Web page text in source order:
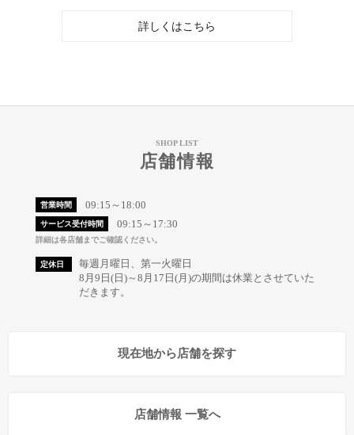
詳しくはこちら
SHOP LIST
店舗情報
営業時間 09:15～18:00
サービス受付時間 09:15～17:30
詳細は各店舗までご確認ください。
定休日
毎週月曜日、第一火曜日
8月9日(日)～8月17日(月)の期間は休業とさせていた
だきます。
現在地から店舗を探す
店舗情報 一覧へ